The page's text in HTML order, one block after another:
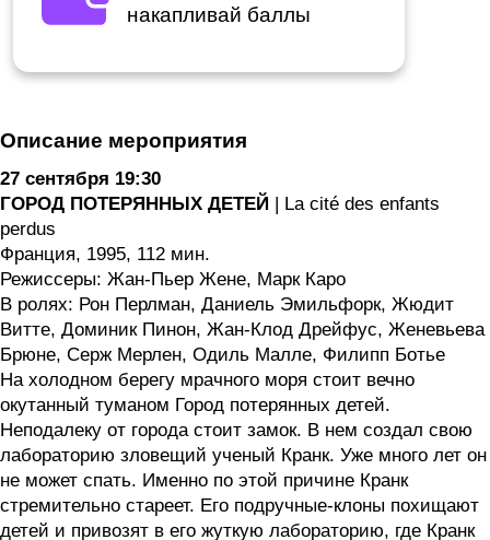
накапливай баллы
Описание мероприятия
27 сентября 19:30
ГОРОД ПОТЕРЯННЫХ ДЕТЕЙ | La cité des enfants
perdus
Франция, 1995, 112 мин.
Режиссеры: Жан-Пьер Жене, Марк Каро
В ролях: Рон Перлман, Даниель Эмильфорк, Жюдит
Витте, Доминик Пинон, Жан-Клод Дрейфус, Женевьева
Брюне, Серж Мерлен, Одиль Малле, Филипп Ботье
На холодном берегу мрачного моря стоит вечно
окутанный туманом Город потерянных детей.
Неподалеку от города стоит замок. В нем создал свою
лабораторию зловещий ученый Кранк. Уже много лет он
не может спать. Именно по этой причине Кранк
стремительно стареет. Его подручные-клоны похищают
детей и привозят в его жуткую лабораторию, где Кранк